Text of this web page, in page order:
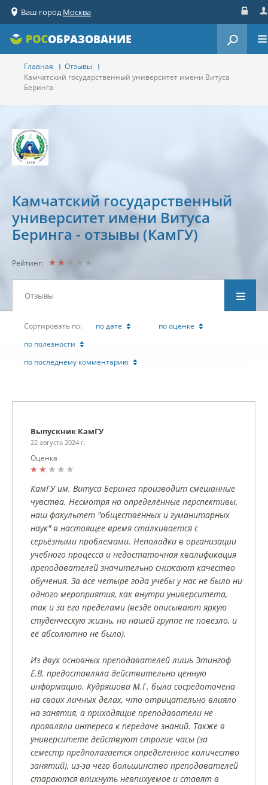
Ваш городМосква
ОБРАЗОВАНИЕ
Главная
Отзывы
Камчатский государственный университет имени Витуса
Беринга
Камчатский государственный
университет имени Витуса
Беринга - отзывы (КамГУ)
Рейтинг:
Отзывы
Cортировать по: по дате
по оценке
по полезности
по последнему комментарию
Выпускник КамГУ
22 августа 2024 г.
Оценка
КамГУ им. Витуса Беринга производит смешанные
чувства. Несмотря на определённые перспективы,
наш факультет "общественных и гуманитарных
наук" в настоящее время сталкивается с
серьёзными проблемами. Неполадки в организации
учебного процесса и недостаточная квалификация
преподавателей значительно снижают качество
обучения. За все четыре года учебы у нас не было ни
одного мероприятия, как внутри университета,
так и за его пределами (везде описывают яркую
студенческую жизнь, но нашей группе не повезло, и
её абсолютно не было).
Из двух основных преподавателей лишь Этингоф
Е.В. предоставляла действительно ценную
информацию. Кудряшова М.Г. была сосредоточена
на своих личных делах, что отрицательно влияло
на занятия, а приходящие преподаватели не
проявляли интереса к передаче знаний. Также в
университете действуют строгие часы (за
семестр предполагается определенное количество
занятий), из-за чего большинство преподавателей
стараются впихнуть невпихуемое и ставят в